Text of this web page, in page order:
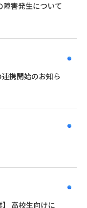
障害発生について
携開始のお知ら
】 高校生向けに